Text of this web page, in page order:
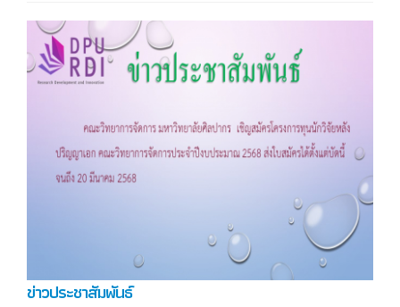
ข่าวประชาสัมพันธ์